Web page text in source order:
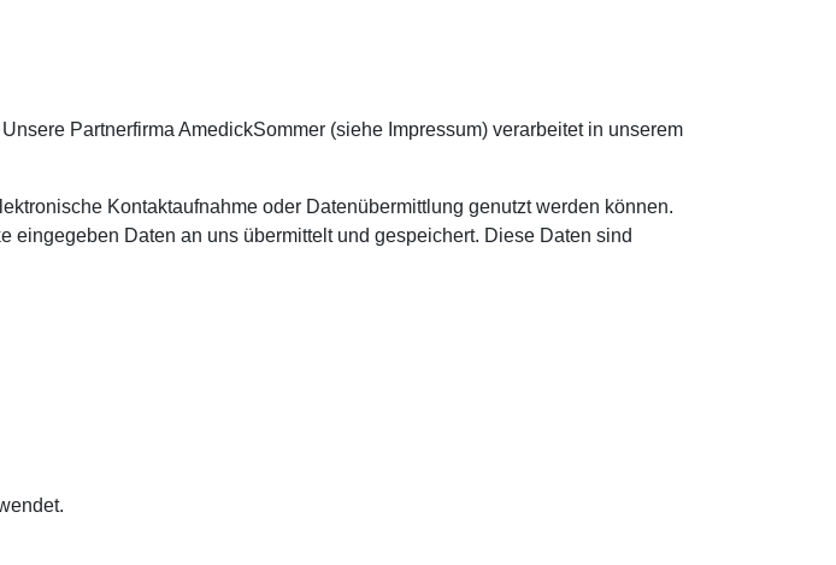
Partnerfirma AmedickSommer (siehe Impressum) verarbeitet in unserem
Kontaktaufnahme oder Datenübermittlung genutzt werden können.
Daten an uns übermittelt und gespeichert. Diese Daten sind